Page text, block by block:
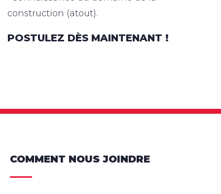
construction (atout).
POSTULEZ DÈS MAINTENANT !
COMMENT NOUS JOINDRE